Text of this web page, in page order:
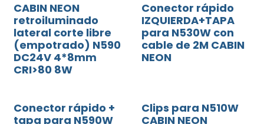
CABIN NEON
retroiluminado
lateral corte libre
(empotrado) N590
DC24V 4*8mm
CRI>80 8W
Conector rápido
IZQUIERDA+TAPA
para N530W con
cable de 2M CABIN
NEON
Conector rápido +
tapa para N590W
Clips para N510W
CABIN NEON